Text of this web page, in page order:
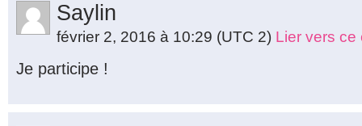
Saylin
février 2, 2016 à 10:29 (UTC 2) Lier vers ce
Je participe !